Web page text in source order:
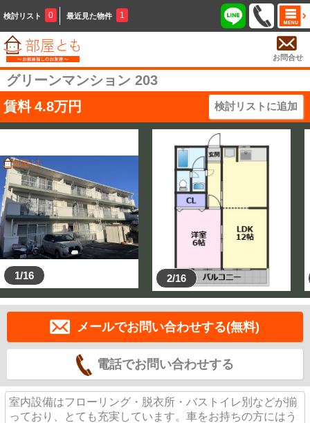
検討リスト 0 最近見た物件 1
お問合せ
グリーンマンション 203
賃料 4.8万円 検討リストに追加
1/16 2/16
メールでお問い合わせする(無料)
電話でお問い合わせする
室内設備はフローリング・脱衣所・バストイレ別などが揃
っており、とても充実しています。車をお持ちの方にはう